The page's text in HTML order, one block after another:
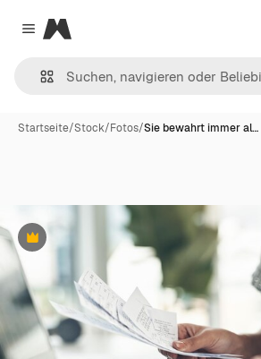
Close menu
Magnific
Startseite/Stock/Fotos/Sie bewahrt immer al…
Premium